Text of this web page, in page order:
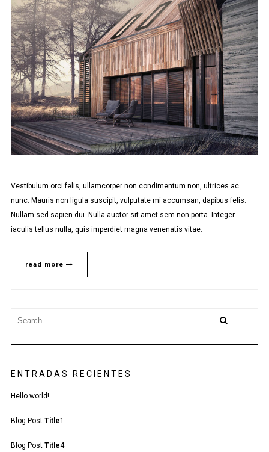
Vestibulum orci felis, ullamcorper non condimentum non, ultrices ac
nunc. Mauris non ligula suscipit, vulputate mi accumsan, dapibus felis.
Nullam sed sapien dui. Nulla auctor sit amet sem non porta. Integer
iaculis tellus nulla, quis imperdiet magna venenatis vitae.
read more
ENTRADAS RECIENTES
Hello world!
Blog Post Title1
Blog Post Title4